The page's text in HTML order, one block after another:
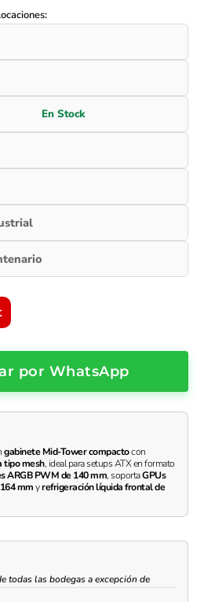
por WhatsApp
gabinete Mid-Tower compactocon
tipo mesh, ideal para setups ATX en formato
ARGB PWM de 140 mm, soportaGPUs
mmyrefrigeración líquida frontal de
todas las bodegas a excepción de